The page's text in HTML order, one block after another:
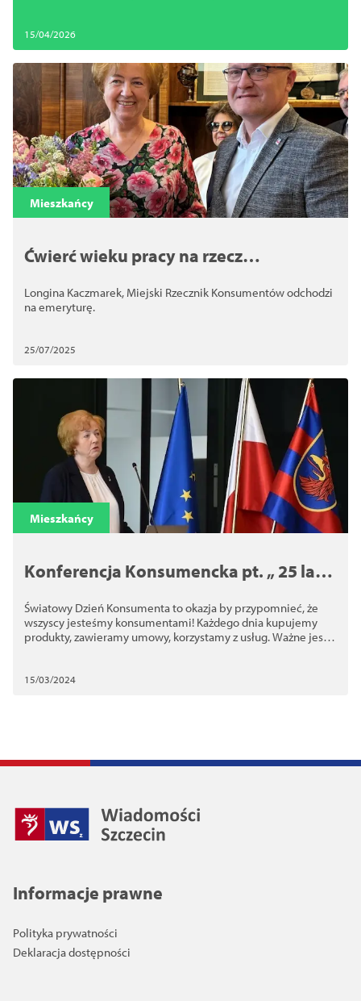
15/04/2026
Mieszkańcy
Ćwierć wieku pracy na rzecz
Longina Kaczmarek, Miejski Rzecznik Konsumentów odchodzi
na emeryturę.
25/07/2025
Mieszkańcy
Konferencja Konsumencka pt. „ 25 lat
Światowy Dzień Konsumenta to okazja by przypomnieć, że
wszyscy jesteśmy konsumentami! Każdego dnia kupujemy
produkty, zawieramy umowy, korzystamy z usług. Ważne jest
15/03/2024
Informacje prawne
Polityka prywatności
Deklaracja dostępności